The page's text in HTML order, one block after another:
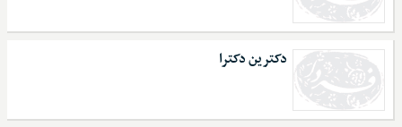
دکترین دکترا